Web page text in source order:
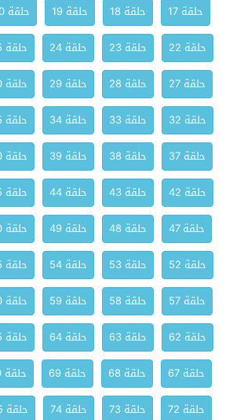
حلقة 17
حلقة 18 حلقة 19 حلقة 20
حلقة 22
حلقة 23 حلقة 24 حلقة 25
حلقة 27
حلقة 28 حلقة 29 حلقة 30
حلقة 32
حلقة 33 حلقة 34 حلقة 35
حلقة 37
حلقة 38 حلقة 39 حلقة 40
حلقة 42
حلقة 43 حلقة 44 حلقة 45
حلقة 47
حلقة 48 حلقة 49 حلقة 50
حلقة 52
حلقة 53 حلقة 54 حلقة 55
حلقة 57
حلقة 58 حلقة 59 حلقة 60
حلقة 62
حلقة 63 حلقة 64 حلقة 65
حلقة 67
حلقة 68 حلقة 69 حلقة 70
حلقة 72
حلقة 73 حلقة 74 حلقة 75